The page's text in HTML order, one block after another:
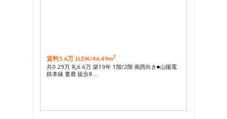
賃料5.6万 1LDK/46.49m2
共0.29万 礼6.6万 築19年 1階/2階 南西向き■山陽電
鉄本線 妻鹿 徒歩8 …